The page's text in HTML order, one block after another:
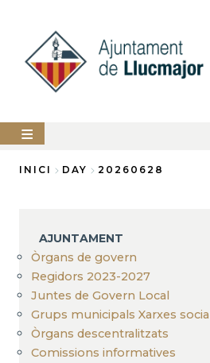
contingut
AJUNTAMENT
SERVEIS
MUNICIPALS
PERFIL
DEL
CONTRACTANT
ANUNCIS
INICI DAY 20260628
AJUNTAMENT
Òrgans de govern
Regidors 2023-2027
Juntes de Govern Local
Grups municipals Xarxes
Òrgans descentralitzats
Comissions informatives